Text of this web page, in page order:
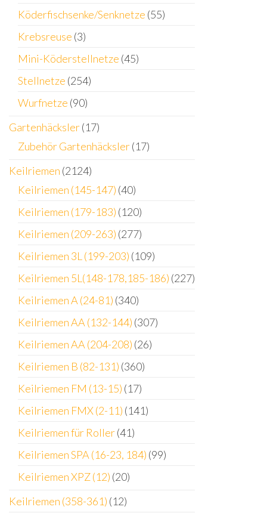
Köderfischsenke/Senknetze (55)
Krebsreuse (3)
Mini-Köderstellnetze (45)
Stellnetze (254)
Wurfnetze (90)
Gartenhäcksler(17)
Zubehör Gartenhäcksler(17)
Keilriemen (2124)
Keilriemen (145-147) (40)
Keilriemen (179-183) (120)
Keilriemen (209-263) (277)
Keilriemen 3L (199-203) (109)
Keilriemen 5L(148-178,185-186) (227)
Keilriemen A (24-81) (340)
Keilriemen AA (132-144) (307)
Keilriemen AA (204-208) (26)
Keilriemen B (82-131) (360)
Keilriemen FM (13-15) (17)
Keilriemen FMX (2-11) (141)
Keilriemen für Roller(41)
Keilriemen SPA (16-23, 184) (99)
Keilriemen XPZ (12) (20)
Keilriemen (358-361) (12)